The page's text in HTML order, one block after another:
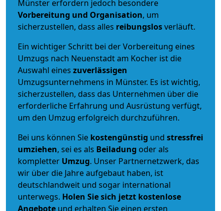
Münster erfordern jedoch besondere
Vorbereitung und Organisation, um
sicherzustellen, dass alles reibungslosverläuft.
Ein wichtiger Schritt bei der Vorbereitung eines
Umzugs nach Neuenstadt am Kocher ist die
Auswahl eines zuverlässigen
Umzugsunternehmens in Münster. Es ist wichtig,
sicherzustellen, dass das Unternehmen über die
erforderliche Erfahrung und Ausrüstung verfügt,
um den Umzug erfolgreich durchzuführen.
Bei uns können Sie kostengünstig und stressfrei
umziehen, sei es als Beiladung oder als
kompletter Umzug. Unser Partnernetzwerk, das
wir über die Jahre aufgebaut haben, ist
deutschlandweit und sogar international
unterwegs. Holen Sie sich jetzt kostenlose
Angebote und erhalten Sie einen ersten